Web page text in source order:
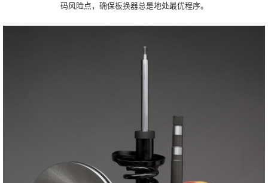
码风险点，确保板换器总是地处最优程序。